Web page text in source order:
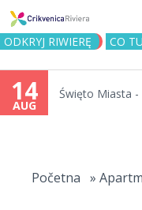
ODKRYJ RIWIERĘ CO
14
AUG
Święto Miasta -
Početna »